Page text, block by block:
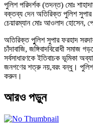
পুলিশ পরিদর্শক (তদন্ত) মোঃ
বক্তব্য দেন অতিরিক্ত পুলিশ সুপার
চেয়ারম্যান মোঃ আওলাদ হোসেন,
অতিরিক্ত পুুলিশ সুপার ফরহাদ সরদার
চাঁদাবাজি, জঙ্গিবাদবিরোধী সমাজ
সর্বসাধারণকে ইতিবাচক ভূমিকা
জনগণের শত্রু নয়,বরং বন্ধু।
করুন।
আরও পড়ুন